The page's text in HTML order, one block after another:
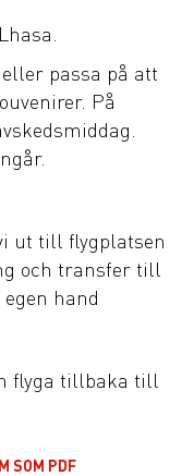
passa på att
På
ut till flygplatsen
och transfer till
hand
flyga tillbaka till
SOM PDF